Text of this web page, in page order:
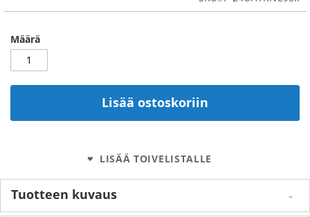
Määrä
Lisää ostoskoriin
LISÄÄ TOIVELISTALLE
Tuotteen kuvaus